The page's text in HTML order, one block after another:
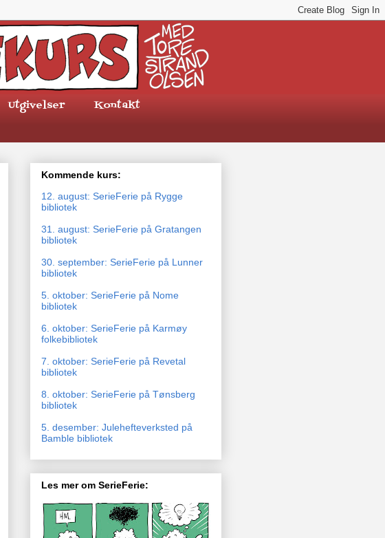
Utgivelser
Kontakt
Kommende kurs:
12. august: SerieFerie på Rygge
bibliotek
31. august: SerieFerie på Gratangen
bibliotek
30. september: SerieFerie på Lunner
bibliotek
5. oktober: SerieFerie på Nome
bibliotek
6. oktober: SerieFerie på Karmøy
folkebibliotek
7. oktober: SerieFerie på Revetal
bibliotek
8. oktober: SerieFerie på Tønsberg
bibliotek
5. desember: Julehefteverksted på
Bamble bibliotek
Les mer om SerieFerie: